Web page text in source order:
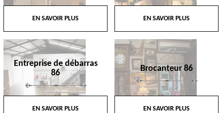
EN SAVOIR PLUS EN SAVOIR PLUS
Entreprise de débarras
86
EN SAVOIR PLUS
Brocanteur 86
EN SAVOIR PLUS